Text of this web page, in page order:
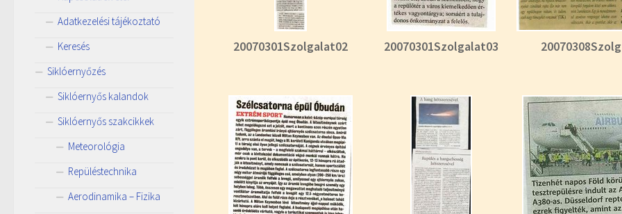
20070301Szolgalat02 20070301Szolgalat03
Adatkezelési tájékoztató
Keresés
Siklóernyőzés
Siklóernyős kalandok
Siklóernyős szakcikkek
Meteorológia
Repüléstechnika
Aerodinamika – Fizika